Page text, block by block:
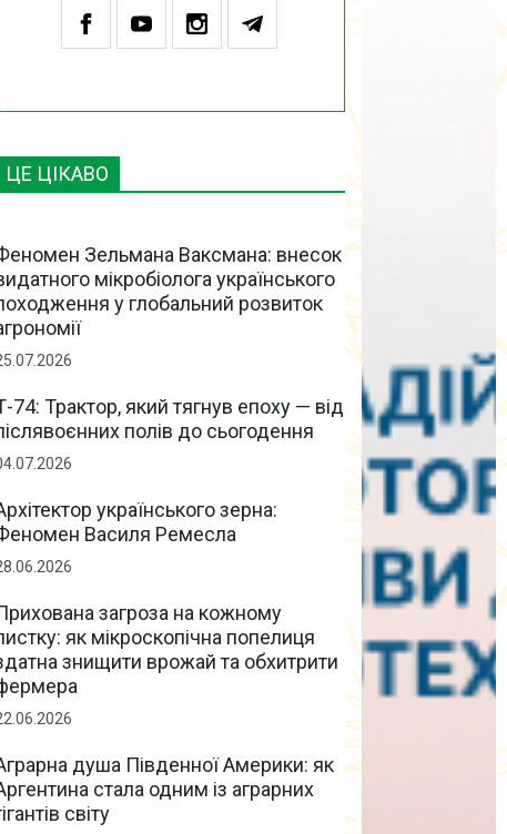
ЦЕ ЦІКАВО
Зельмана Ваксмана: внесок
мікробіолога українського
у глобальний розвиток
74: Трактор, який тягнув епоху — від
полів до сьогодення
українського зерна:
Василя Ремесла
загроза на кожному
як мікроскопічна попелиця
знищити врожай та обхитрити
душа Південної Америки: як
стала одним із аграрних
світу